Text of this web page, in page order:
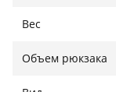
Вес
Объем рюкзака